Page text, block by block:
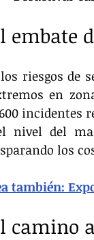
embate
riesgos de
en
incidentes
nivel del
los
también:
camino